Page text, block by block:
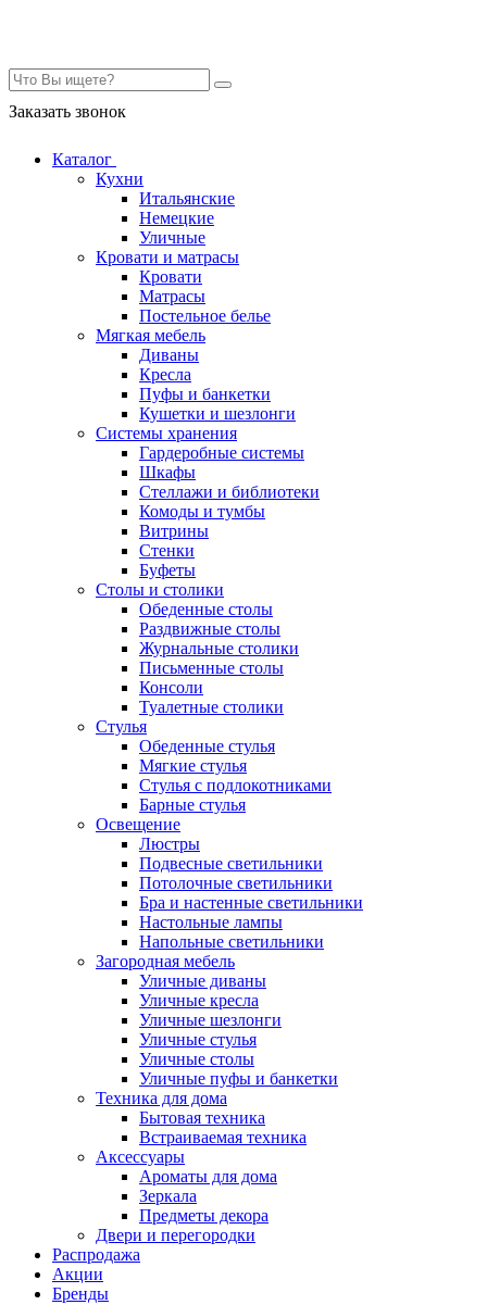
Заказать звонок
Каталог
Кухни
Итальянские
Немецкие
Уличные
Кровати и матрасы
Кровати
Матрасы
Постельное белье
Мягкая мебель
Диваны
Кресла
Пуфы и банкетки
Кушетки и шезлонги
Системы хранения
Гардеробные системы
Шкафы
Стеллажи и библиотеки
Комоды и тумбы
Витрины
Стенки
Буфеты
Столы и столики
Обеденные столы
Раздвижные столы
Журнальные столики
Письменные столы
Консоли
Туалетные столики
Стулья
Обеденные стулья
Мягкие стулья
Стулья с подлокотниками
Барные стулья
Освещение
Люстры
Подвесные светильники
Потолочные светильники
Бра и настенные светильники
Настольные лампы
Напольные светильники
Загородная мебель
Уличные диваны
Уличные кресла
Уличные шезлонги
Уличные стулья
Уличные столы
Уличные пуфы и банкетки
Техника для дома
Бытовая техника
Встраиваемая техника
Аксессуары
Ароматы для дома
Зеркала
Предметы декора
Двери и перегородки
Распродажа
Акции
Бренды